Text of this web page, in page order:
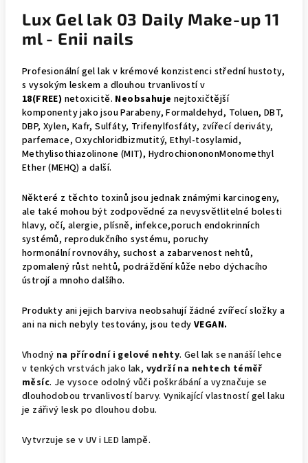
Lux Gel lak 03 Daily Make-up 11
ml - Enii nails
Profesionální gel lak v krémové konzistenci střední hustoty,
s vysokým leskem a dlouhou trvanlivostí v
18(FREE) netoxicitě. Neobsahuje nejtoxičtější
komponenty jako jsou Parabeny, Formaldehyd, Toluen, DBT,
DBP, Xylen, Kafr, Sulfáty, Trifenylfosfáty, zvířecí deriváty,
parfemace, Oxychloridbizmutitý, Ethyl-tosylamid,
Methylisothiazolinone (MIT), HydrochionononMonomethyl
Ether (MEHQ) a další.
Některé z těchto toxinů jsou jednak známými karcinogeny,
ale také mohou být zodpovědné za nevysvětlitelné bolesti
hlavy, očí, alergie, plísně, infekce,poruch endokrinních
systémů, reprodukčního systému, poruchy
hormonální rovnováhy, suchost a zabarvenost nehtů,
zpomalený růst nehtů, podráždění kůže nebo dýchacího
ústrojí a mnoho dalšího.
Produkty ani jejich barviva neobsahují žádné zvířecí složky a
ani na nich nebyly testovány, jsou tedy VEGAN.
Vhodný na přírodní i gelové nehty. Gel lak se nanáší lehce
v tenkých vrstvách jako lak, vydrží na nehtech téměř
měsíc. Je vysoce odolný vůči poškrábání a vyznačuje se
dlouhodobou trvanlivostí barvy. Vynikající vlastností gel laku
je zářivý lesk po dlouhou dobu.
Vytvrzuje se v UV i LED lampě.